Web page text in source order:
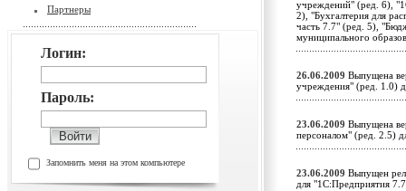
Партнеры
Логин:
Пароль:
Запомнить меня на этом компьютере
учреждений" (ред. 6),
2), "Бухгалтерия для
часть 7.7" (ред. 5),
муниципального
26.06.2009 Выпущена
учреждения" (ред. 1.0)
23.06.2009 Выпущена
персоналом" (ред. 2.5)
23.06.2009 Выпущен
для "1С:Предприятия